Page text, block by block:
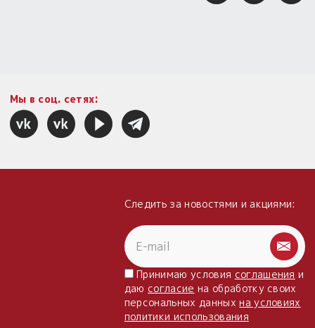
Мы в соц. сетях:
Следить за новостями и акциями:
Принимаю условия соглашения и
даю согласие на обработку своих
персональных данныхна условиях
политики использования